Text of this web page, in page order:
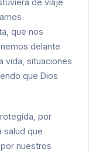
de viaje
que nos
delante
vida, situaciones
que Dios
por
salud que
nuestros